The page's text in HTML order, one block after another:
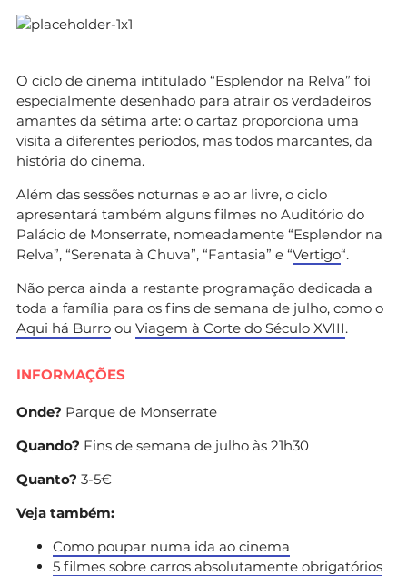
O ciclo de cinema intitulado “Esplendor na Relva” foi
especialmente desenhado para atrair os verdadeiros
amantes da sétima arte: o cartaz proporciona uma
visita a diferentes períodos, mas todos marcantes, da
história do cinema.
Além das sessões noturnas e ao ar livre, o ciclo
apresentará também alguns filmes no Auditório do
Palácio de Monserrate, nomeadamente “Esplendor na
Relva”, “Serenata à Chuva”, “Fantasia” e “Vertigo“.
Não perca ainda a restante programação dedicada a
toda a família para os fins de semana de julho, como o
Aqui há Burro ou Viagem à Corte do Século XVIII.
INFORMAÇÕES
Onde? Parque de Monserrate
Quando? Fins de semana de julho às 21h30
Quanto? 3-5€
Veja também:
Como poupar numa ida ao cinema
5 filmes sobre carros absolutamente obrigatórios